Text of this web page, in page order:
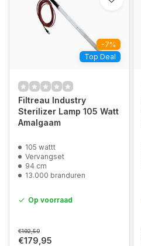
-7%
Top Deal
Filtreau Industry
Sterilizer Lamp 105 Watt
Amalgaam
105 wattt
Vervangset
94 cm
13.000 branduren
Op voorraad
€192,50
€179,95